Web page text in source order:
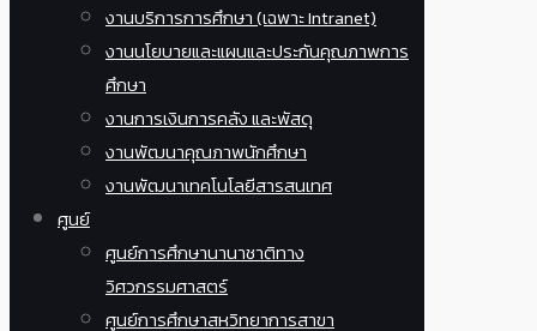
งานบริการการศึกษา (เฉพาะ Intranet)
งานนโยบายและแผนและประกันคุณภาพการ
ศึกษา
งานการเงินการคลัง และพัสดุ
งานพัฒนาคุณภาพนักศึกษา
งานพัฒนาเทคโนโลยีสารสนเทศ
ศูนย์
ศูนย์การศึกษานานาชาติทาง
วิศวกรรมศาสตร์
ศูนย์การศึกษาสหวิทยาการสาขา